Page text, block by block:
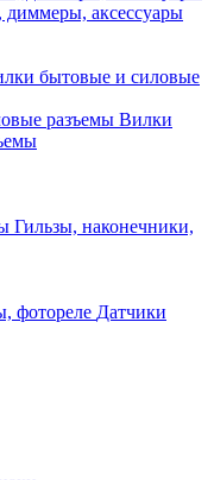
аксессуары
бытовые и силовые
Вилки
Гильзы, наконечники,
Датчики